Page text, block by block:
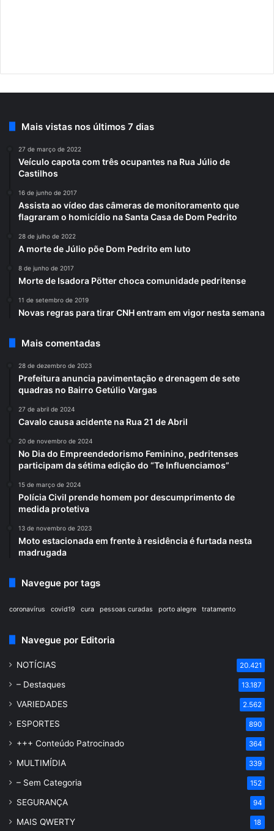
Mais vistas nos últimos 7 dias
27 de março de 2022
Veículo capota com três ocupantes na Rua Júlio de
Castilhos
16 de junho de 2017
Assista ao vídeo das câmeras de monitoramento que
flagraram o homicídio na Santa Casa de Dom Pedrito
28 de julho de 2022
A morte de Júlio põe Dom Pedrito em luto
8 de junho de 2017
Morte de Isadora Pötter choca comunidade pedritense
11 de setembro de 2019
Novas regras para tirar CNH entram em vigor nesta semana
Mais comentadas
28 de dezembro de 2023
Prefeitura anuncia pavimentação e drenagem de sete
quadras no Bairro Getúlio Vargas
27 de abril de 2024
Cavalo causa acidente na Rua 21 de Abril
20 de novembro de 2024
No Dia do Empreendedorismo Feminino, pedritenses
participam da sétima edição do “Te Influenciamos”
15 de março de 2024
Polícia Civil prende homem por descumprimento de
medida protetiva
13 de novembro de 2023
Moto estacionada em frente à residência é furtada nesta
madrugada
Navegue por tags
coronavírus covid19 cura pessoas curadas porto alegre tratamento
Navegue por Editoria
NOTÍCIAS 20.421
– Destaques 13.187
VARIEDADES 2.562
ESPORTES 890
+++ Conteúdo Patrocinado 364
MULTIMÍDIA 339
– Sem Categoria 152
SEGURANÇA 94
MAIS QWERTY 18